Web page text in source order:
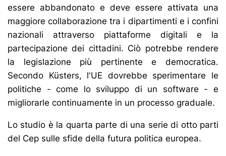
essere abbandonato e deve essere attivata una
maggiore collaborazione tra i dipartimenti e i confini
nazionali attraverso piattaforme digitali e la
partecipazione dei cittadini. Ciò potrebbe rendere
la legislazione più pertinente e democratica.
Secondo Küsters, l'UE dovrebbe sperimentare le
politiche - come lo sviluppo di un software - e
migliorarle continuamente in un processo graduale.
Lo studio è la quarta parte di una serie di otto parti
del Cep sulle sfide della futura politica europea.